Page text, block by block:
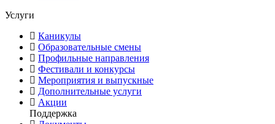
Услуги
Каникулы
Образовательные смены
Профильные направления
Фестивали и конкурсы
Мероприятия и выпускные
Дополнительные услуги
Акции
Поддержка